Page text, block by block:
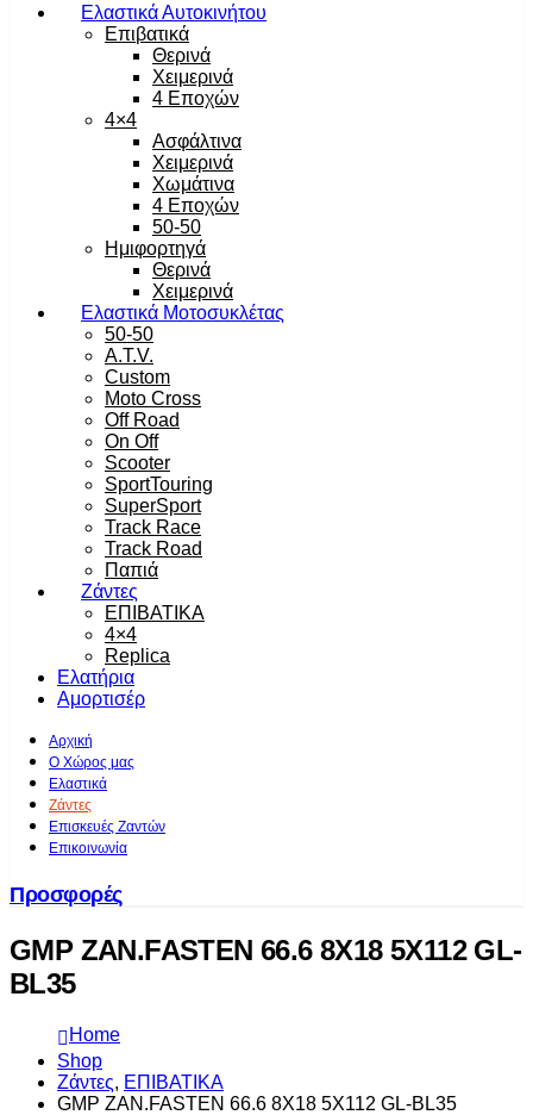
Ελαστικά Αυτοκινήτου
Επιβατικά
Θερινά
Χειμερινά
4 Εποχών
4×4
Ασφάλτινα
Χειμερινά
Χωμάτινα
4 Εποχών
50-50
Ημιφορτηγά
Θερινά
Χειμερινά
Ελαστικά Μοτοσυκλέτας
50-50
A.T.V.
Custom
Moto Cross
Off Road
On Off
Scooter
SportTouring
SuperSport
Track Race
Track Road
Παπιά
Ζάντες
ΕΠΙΒΑΤΙΚΑ
4×4
Replica
Ελατήρια
Αμορτισέρ
Αρχική
Ο Χώρος μας
Ελαστικά
Ζάντες
Επισκευές Ζαντών
Επικοινωνία
Προσφορές
GMP ZAN.FASTEN 66.6 8X18 5X112 GL-
BL35
Home
Shop
Ζάντες, ΕΠΙΒΑΤΙΚΑ
GMP ZAN.FASTEN 66.6 8X18 5X112 GL-BL35